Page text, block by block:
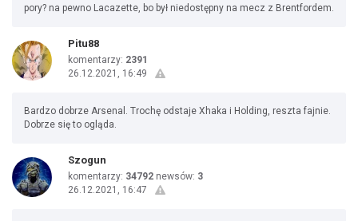
pory? na pewno Lacazette, bo był niedostępny na mecz z Brentfordem.
Pitu88
komentarzy: 2391
26.12.2021, 16:49
Bardzo dobrze Arsenal. Trochę odstaje Xhaka i Holding, reszta fajnie.
Dobrze się to ogląda.
Szogun
komentarzy: 34792 newsów: 3
26.12.2021, 16:47